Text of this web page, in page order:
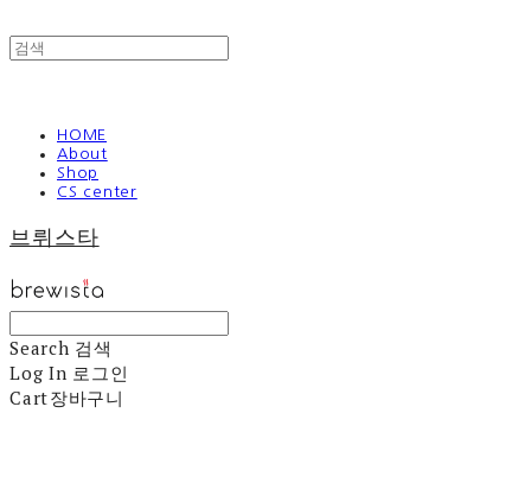
HOME
About
Shop
CS center
브뤼스타
Search 검색
Log In 로그인
Cart장바구니